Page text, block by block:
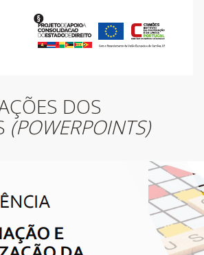
DOS
(POWERPOINTS)
de todas as novidades!
de Utilização
SUBSCREVER